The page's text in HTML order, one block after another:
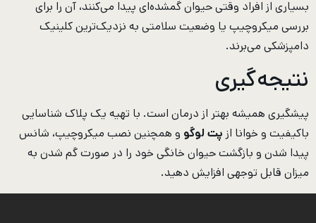
بسیاری از افراد وقتی حیوان گمشده‌ای پیدا می‌کنند، آن را برای
بررسی میکروچیپ یا وضعیت سلامتی به نزدیک‌ترین کلینیک
دامپزشکی می‌برند.
نتیجه‌گیری
پیشگیری همیشه بهتر از درمان است. با تهیه یک پلاک شناسایی
باکیفیت و خوانا از پت لوگو و همچنین نصب میکروچیپ، شانس
پیدا شدن و بازگشت حیوان خانگی خود را در صورت گم شدن به
میزان قابل توجهی افزایش دهید.